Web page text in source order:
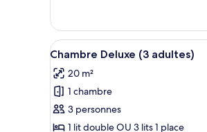
le
type
de
Chambre
Double
Afficher
toutes
les
photos
pour
ce
5
Chambre Deluxe (3 adultes)
20 m²
1 chambre
3 personnes
1 lit double OU 3 lits 1 place